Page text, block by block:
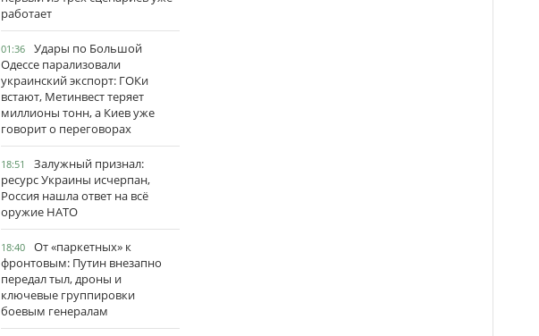
работает
01:36
Удары по Большой
Одессе парализовали
украинский экспорт: ГОКи
встают, Метинвест теряет
миллионы тонн, а Киев уже
говорит о переговорах
18:51
Залужный признал:
ресурс Украины исчерпан,
Россия нашла ответ на всё
оружие НАТО
18:40
От «паркетных» к
фронтовым: Путин внезапно
передал тыл, дроны и
ключевые группировки
боевым генералам